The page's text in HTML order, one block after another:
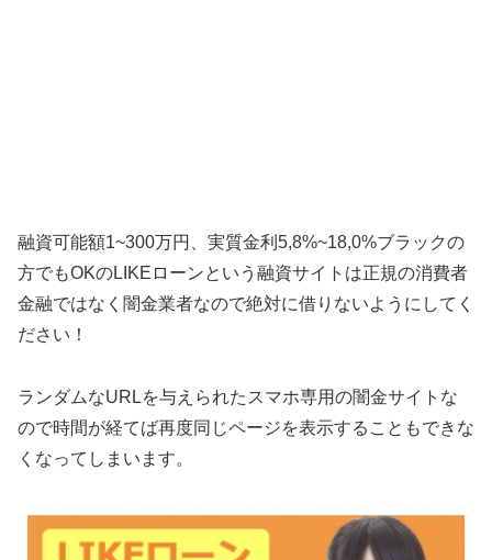
融資可能額1~300万円、実質金利5,8%~18,0%ブラックの
方でもOKのLIKEローンという融資サイトは正規の消費者
金融ではなく闇金業者なので絶対に借りないようにしてく
ださい！
ランダムなURLを与えられたスマホ専用の闇金サイトな
ので時間が経てば再度同じページを表示することもできな
くなってしまいます。